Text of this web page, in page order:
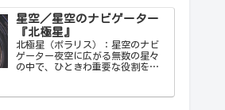
があなたにとって一生の趣味にな
ることでしょう。
星空／星空のナビゲーター
『北極星』
北極星（ポラリス）：星空のナビ
ゲーター夜空に広がる無数の星々
の中で、ひときわ重要な役割を果
るまで、北極星は航海者や探検家